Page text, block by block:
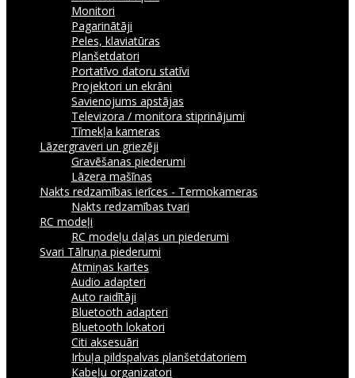
Monitori
Pagarinātāji
Peles, klaviatūras
Planšetdatori
Portatīvo datoru statīvi
Projektori un ekrāni
Savienojums apstājas
Televizora / monitora stiprinājumi
Tīmekļa kameras
Lāzergraveri un griezēji
Gravēšanas piederumi
Lāzera mašīnas
Nakts redzamības ierīces - Termokameras
Nakts redzamības tvari
RC modeļi
RC modeļu daļas un piederumi
Svari Tālruņa piederumi
Atmiņas kartes
Audio adapteri
Auto raidītāji
Bluetooth adapteri
Bluetooth lokatori
Citi aksesuāri
Irbuļa pildspalvas planšetdatoriem
Kabeļu organizatori